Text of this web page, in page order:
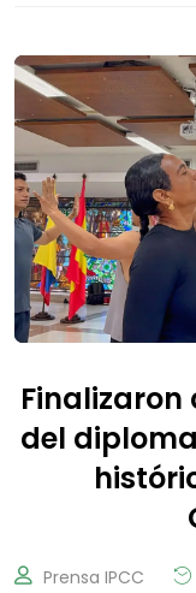
Finalizaron
del
Prensa IPCC